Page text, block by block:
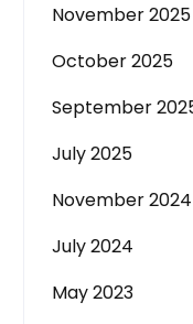
November 2025
October 2025
September
July 2025
November 2024
July 2024
May 2023